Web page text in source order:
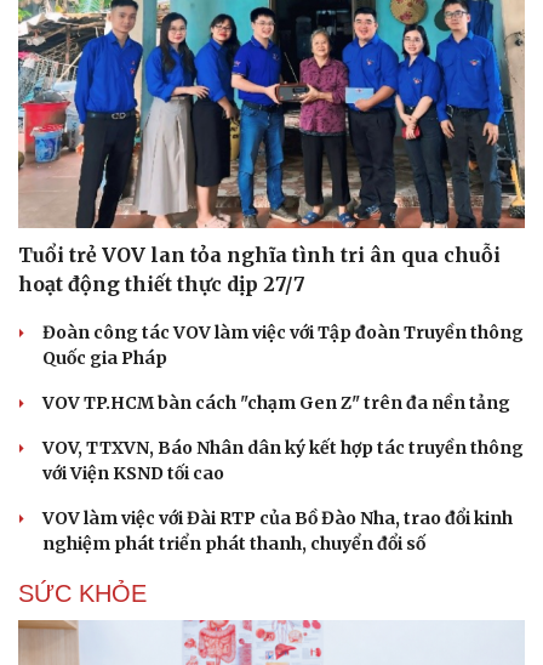
Tuổi trẻ VOV lan tỏa nghĩa tình tri ân qua chuỗi
hoạt động thiết thực dịp 27/7
Đoàn công tác VOV làm việc với Tập đoàn Truyền thông
Quốc gia Pháp
VOV TP.HCM bàn cách "chạm Gen Z" trên đa nền tảng
VOV, TTXVN, Báo Nhân dân ký kết hợp tác truyền thông
với Viện KSND tối cao
VOV làm việc với Đài RTP của Bồ Đào Nha, trao đổi kinh
nghiệm phát triển phát thanh, chuyển đổi số
SỨC KHỎE